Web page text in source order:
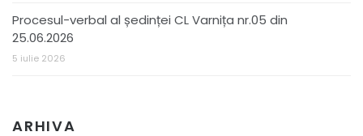
Procesul-verbal al ședinței CL Varnița nr.05 din
25.06.2026
5 iulie 2026
ARHIVA